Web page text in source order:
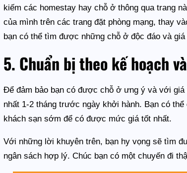
kiếm các homestay hay chỗ ở thông qua trang
của mình trên các trang đặt phòng mạng, thay
bạn có thể tìm được những chỗ ở độc đáo và
5. Chuẩn bị theo kế hoạch
Để đảm bảo bạn có được chỗ ở ưng ý và với
nhất 1-2 tháng trước ngày khởi hành. Bạn có
khách sạn sớm để có được mức giá tốt nhất.
Với những lời khuyên trên, bạn hy vọng sẽ tìm
ngân sách hợp lý. Chúc bạn có một chuyến đi